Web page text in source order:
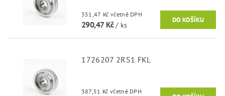
351,47 Kč včetně DPH
290,47 Kč/ ks
1726207 2RS1 FKL
387,51 Kč včetně DPH